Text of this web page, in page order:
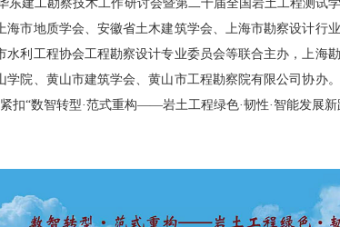
东建工勘察技术工作研讨会暨第二十届全国岩土工程测试
海市地质学会、安徽省土木建筑学会、上海市勘察设计行
水利工程协会工程勘察设计专业委员会等联合主办，上海
学院、黄山市建筑学会、黄山市工程勘察院有限公司协办
扣“数智转型·范式重构——岩土工程绿色·韧性·智能发展